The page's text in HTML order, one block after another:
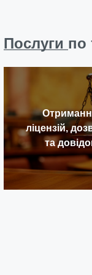
Послуги по
ліцензій,
та